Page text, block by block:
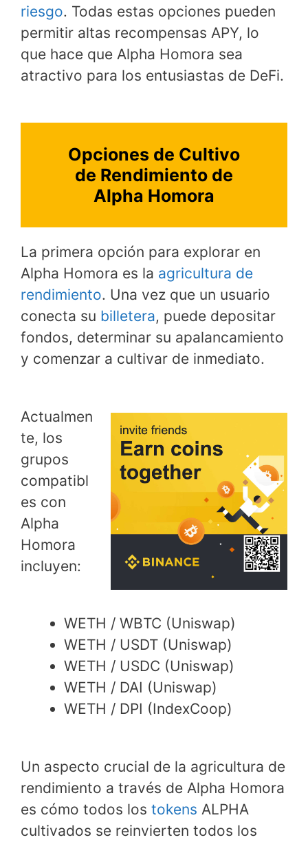
riesgo. Todas estas opciones pueden
permitir altas recompensas APY, lo
que hace que Alpha Homora sea
atractivo para los entusiastas de DeFi.
Opciones de Cultivo
de Rendimiento de
Alpha Homora
La primera opción para explorar en
Alpha Homora es la agricultura de
rendimiento. Una vez que un usuario
conecta su billetera, puede depositar
fondos, determinar su apalancamiento
y comenzar a cultivar de inmediato.
Actualmen
te, los
grupos
compatibl
es con
Alpha
Homora
incluyen:
WETH / WBTC (Uniswap)
WETH / USDT (Uniswap)
WETH / USDC (Uniswap)
WETH / DAI (Uniswap)
WETH / DPI (IndexCoop)
Un aspecto crucial de la agricultura de
rendimiento a través de Alpha Homora
es cómo todos los tokens ALPHA
cultivados se reinvierten todos los